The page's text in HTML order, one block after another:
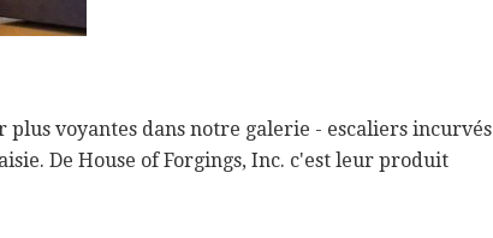
voyantes dans notre galerie - escaliers incurvés
De House of Forgings, Inc. c'est leur produit